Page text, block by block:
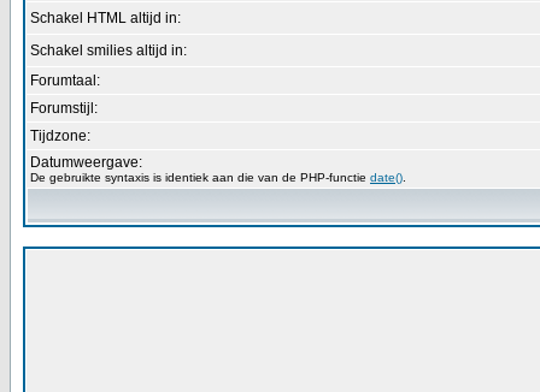
Schakel HTML altijd in:
Schakel smilies altijd in:
Forumtaal:
Forumstijl:
Tijdzone:
Datumweergave:
De gebruikte syntaxis is identiek aan die van de PHP-functie date()